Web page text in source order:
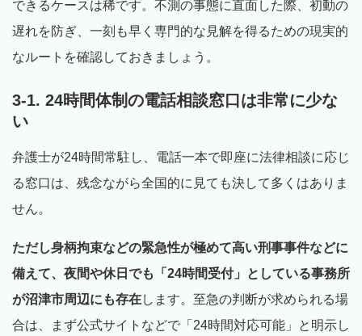
できるケースは稀です。不測の事態に直面した際、初動の
遅れを防ぎ、一刻も早く専門的な見解を得るための現実的
なルートを確認しておきましょう。
3-1. 24時間体制の電話相談窓口は非常に少な
い
弁護士が24時間常駐し、電話一本で即座に法律相談に応じ
る窓口は、残念ながら全国的に見ても決して多くはありま
せん。
ただし身柄拘束などの緊急性が極めて高い刑事事件などに
備えて、夜間や休日でも「24時間受付」としている事務所
が沼津市周辺にも存在します。至急の判断が求められる場
合は、まず公式サイトなどで「24時間対応可能」と明示し